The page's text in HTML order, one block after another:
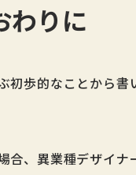
わりに
初歩的なことから
合、異業種デザイ